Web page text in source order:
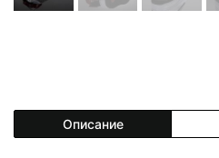
Описание